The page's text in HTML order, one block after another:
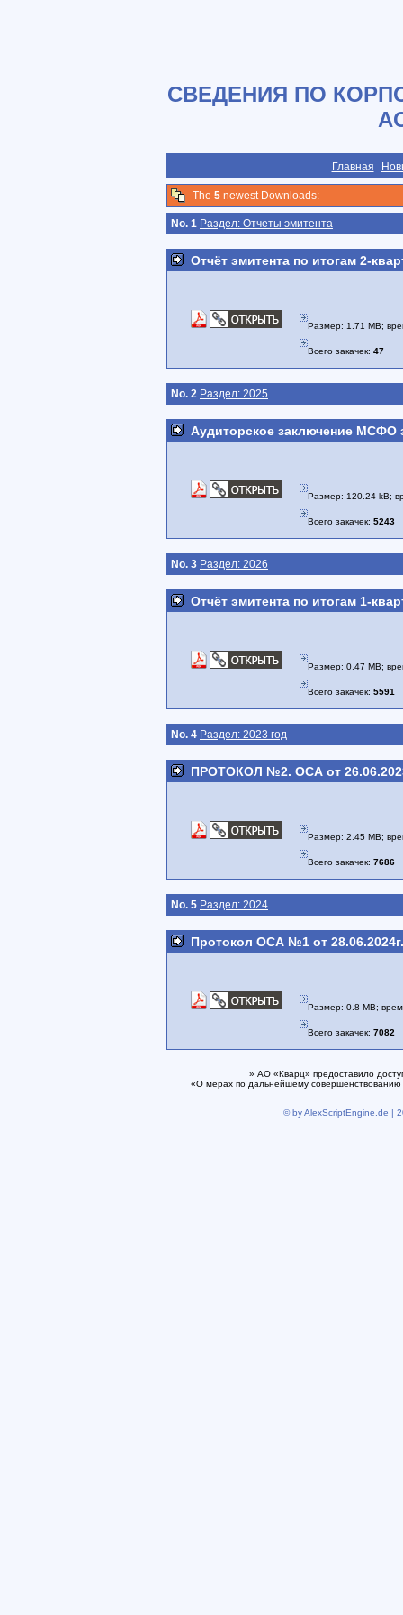
СВЕДЕНИЯ ПО
Главная
The 5 newest Downloads:
No. 1 Раздел: Отчеты эмитента
Отчёт эмитента по итогам 2-
Размер: 1.71 MB;
Всего закачек: 47
No. 2 Раздел: 2025
Аудиторское заключение МСФО
Размер: 120.24 kB;
Всего закачек: 5243
No. 3 Раздел: 2026
Отчёт эмитента по итогам 1-
Размер: 0.47 MB;
Всего закачек: 5591
No. 4 Раздел: 2023 год
ПРОТОКОЛ №2. ОСА от
Размер: 2.45 MB;
Всего закачек: 7686
No. 5 Раздел: 2024
Протокол ОСА №1 от
Размер: 0.8 MB;
Всего закачек: 7082
» АО «Кварц» предоставило
«О мерах по дальнейшему совершенствованию
© by AlexScriptEngine.de |